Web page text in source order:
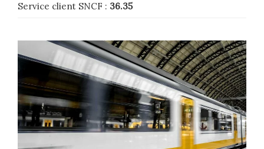
Service client SNCF : 36.35